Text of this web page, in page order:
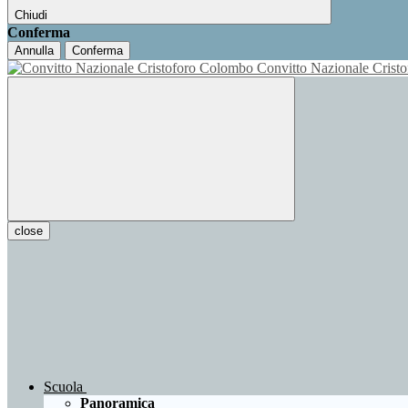
Chiudi
Conferma
Annulla Conferma
Convitto Nazionale
close
Scuola
Panoramica